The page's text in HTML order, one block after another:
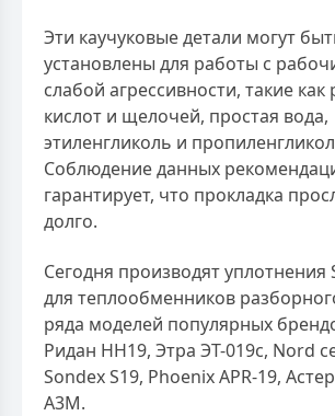
Эти каучуковые детали могут
установлены для работы с
слабой агрессивности, такие как
кислот и щелочей, простая вода,
этиленгликоль и
Соблюдение данных
гарантирует, что прокладка
долго.
Сегодня производят уплотнения
для теплообменников
ряда моделей популярных
Ридан НН19, Этра ЭТ-019с, Nord
Sondex S19, Phoenix APR-19,
A3M.